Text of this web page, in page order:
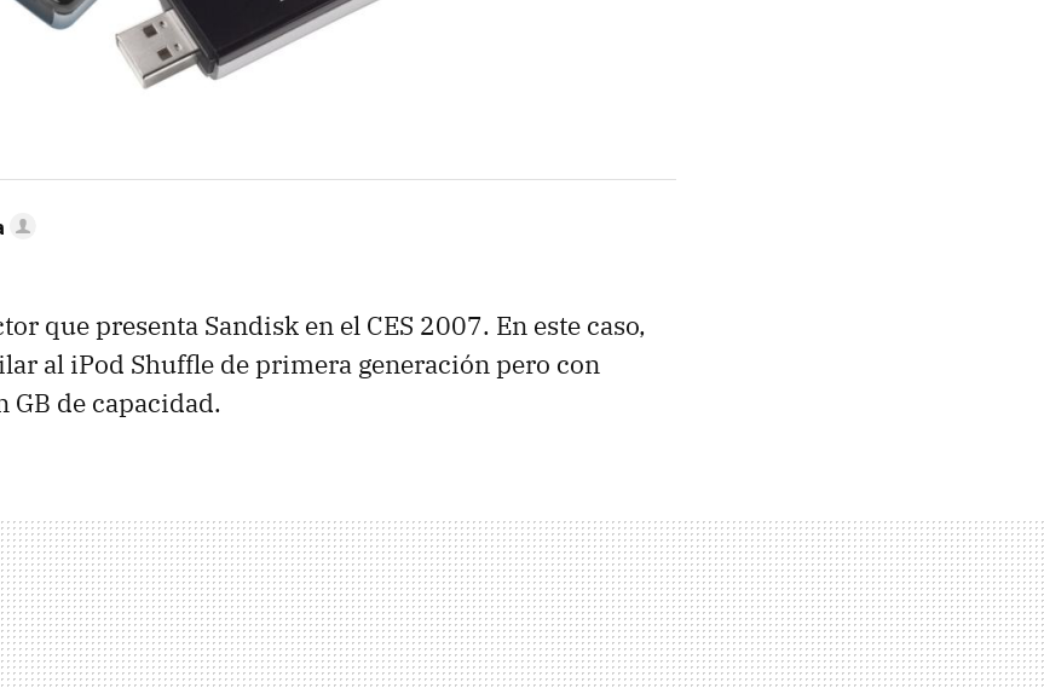
que presenta Sandisk en el CES 2007. En este caso,
al iPod Shuffle de primera generación pero con
GB de capacidad.